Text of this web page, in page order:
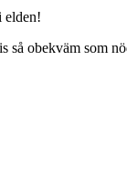
elden!
så obekväm som